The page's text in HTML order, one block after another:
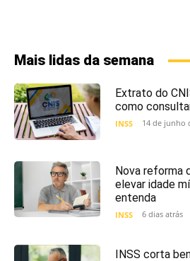
Mais lidas da semana
Extrato do
como
INSS 14 de junho
Nova reforma
elevar idade
entenda
INSS 6 dias atrás
INSS corta